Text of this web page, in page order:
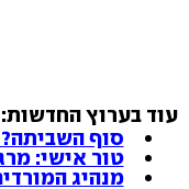
עוד בערוץ החדשות:
סוף
טור אישי:
מנהיג המורדים